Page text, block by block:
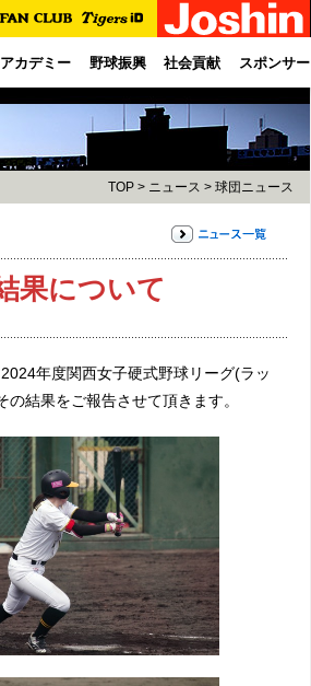
アカデミー 野球振興 社会貢献 スポンサー
TOP > ニュース > 球団ニュース
果について
年度関西女子硬式野球リーグ(ラッ
結果をご報告させて頂きます。